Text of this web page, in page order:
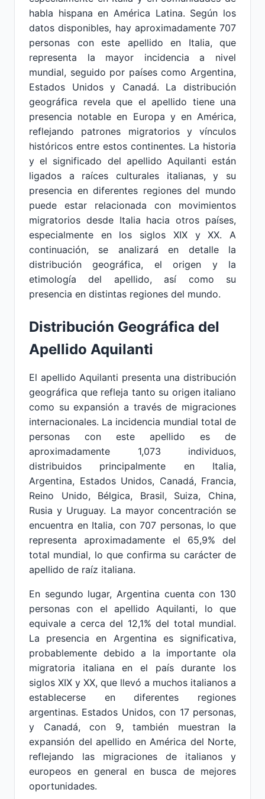
habla hispana en América Latina. Según los
datos disponibles, hay aproximadamente 707
personas con este apellido en Italia, que
representa la mayor incidencia a nivel
mundial, seguido por países como Argentina,
Estados Unidos y Canadá. La distribución
geográfica revela que el apellido tiene una
presencia notable en Europa y en América,
reflejando patrones migratorios y vínculos
históricos entre estos continentes. La historia
y el significado del apellido Aquilanti están
ligados a raíces culturales italianas, y su
presencia en diferentes regiones del mundo
puede estar relacionada con movimientos
migratorios desde Italia hacia otros países,
especialmente en los siglos XIX y XX. A
continuación, se analizará en detalle la
distribución geográfica, el origen y la
etimología del apellido, así como su
presencia en distintas regiones del mundo.
Distribución Geográfica del
Apellido Aquilanti
El apellido Aquilanti presenta una distribución
geográfica que refleja tanto su origen italiano
como su expansión a través de migraciones
internacionales. La incidencia mundial total de
personas con este apellido es de
aproximadamente 1,073 individuos,
distribuidos principalmente en Italia,
Argentina, Estados Unidos, Canadá, Francia,
Reino Unido, Bélgica, Brasil, Suiza, China,
Rusia y Uruguay. La mayor concentración se
encuentra en Italia, con 707 personas, lo que
representa aproximadamente el 65,9% del
total mundial, lo que confirma su carácter de
apellido de raíz italiana.
En segundo lugar, Argentina cuenta con 130
personas con el apellido Aquilanti, lo que
equivale a cerca del 12,1% del total mundial.
La presencia en Argentina es significativa,
probablemente debido a la importante ola
migratoria italiana en el país durante los
siglos XIX y XX, que llevó a muchos italianos a
establecerse en diferentes regiones
argentinas. Estados Unidos, con 17 personas,
y Canadá, con 9, también muestran la
expansión del apellido en América del Norte,
reflejando las migraciones de italianos y
europeos en general en busca de mejores
oportunidades.